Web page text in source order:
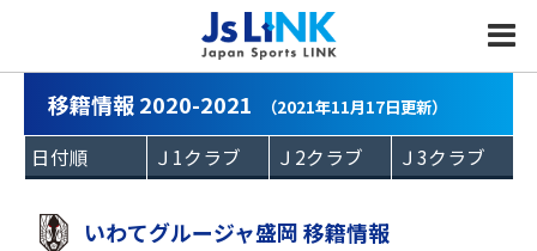
移籍情報 2020-2021 （2021年11月17日更新）
いわてグルージャ盛岡 移籍情報